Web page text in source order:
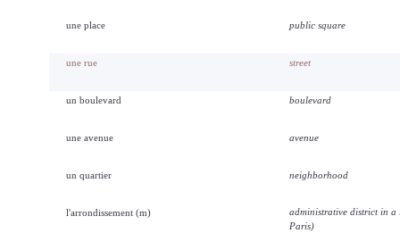
une place public square
une rue street
un boulevard boulevard
une avenue avenue
un quartier neighborhood
l'arrondissement (m)
administrative district in a
Paris)